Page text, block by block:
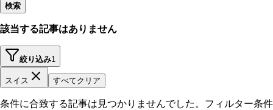
検索
該当する記事はありません
絞り込み1
スイス すべてクリア
条件に合致する記事は見つかりませんでした。フィルター条件